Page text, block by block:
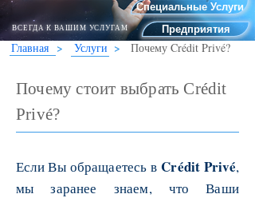
Предприятия
ВСЕГДА К ВАШИМ УСЛУГАМ
Специальные Услуги
Главная > ­ Услуги > Почему Crédit Privé?
Почему стоит выбрать Crédit
Privé?
Если Вы обращаетесь вCrédit Privé,
мы заранее знаем, что Ваши